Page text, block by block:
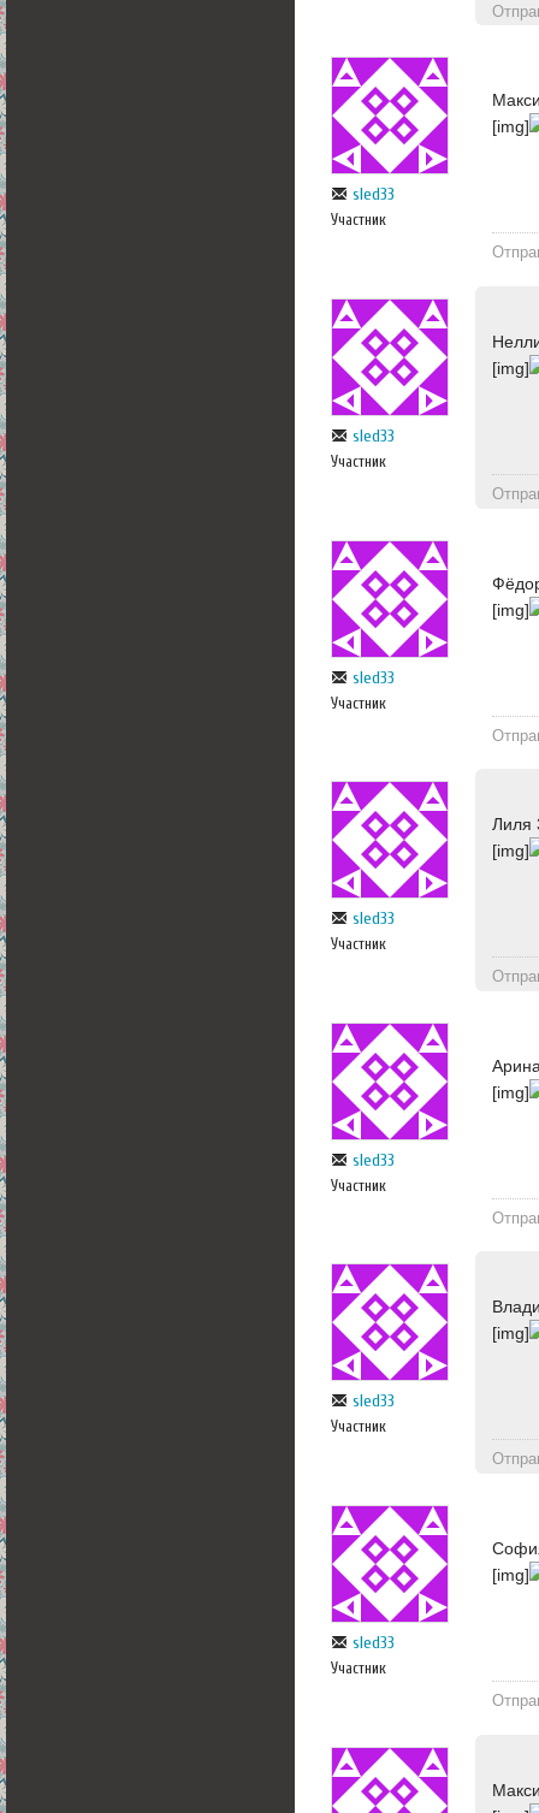
sled33
Участник
[img]
sled33
Участник
[img]
sled33
Участник
[img]
sled33
Участник
Лиля
[img]
sled33
Участник
[img]
sled33
Участник
[img]
sled33
Участник
[img]